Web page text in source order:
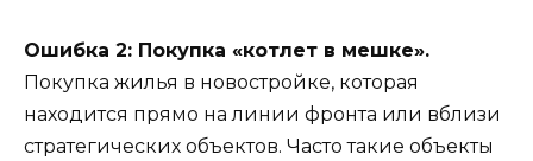
Ошибка 2: Покупка «котлет в мешке».
Покупка жилья в новостройке, которая
находится прямо на линии фронта или вблизи
стратегических объектов. Часто такие объекты